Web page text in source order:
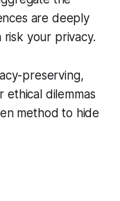
are deeply
your privacy.
preserving,
dilemmas
method to hide